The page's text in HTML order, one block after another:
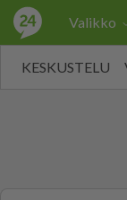
Valikko
KESKUSTELU